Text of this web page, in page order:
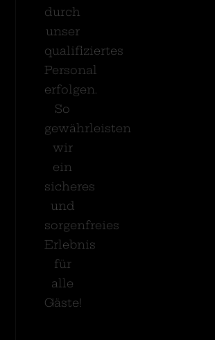
durch
unser
qualifiziertes
Personal
erfolgen.
So
gewährleisten
wir
ein
sicheres
und
sorgenfreies
Erlebnis
für
alle
Gäste!